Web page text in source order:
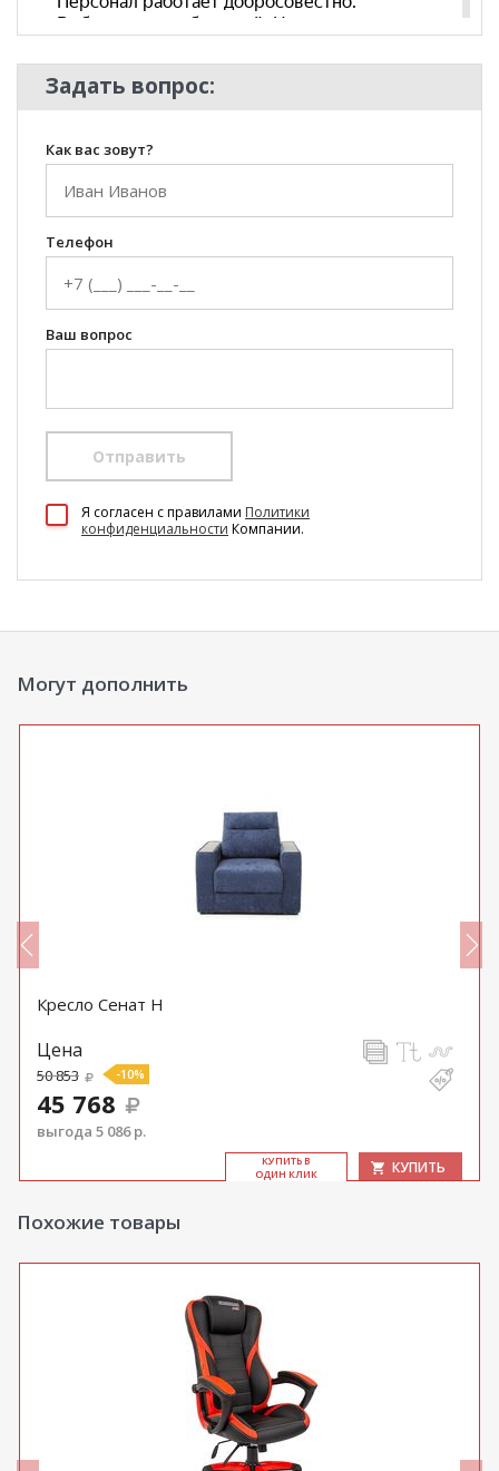
Стиль
Классический, Современный
Комната
Кабинет/Офис
Пол
Задать вопрос:
Как вас зовут?
Телефон
Ваш вопрос
Отправить
Я согласен c правилами Политики
конфиденциальности Компании.
Могут дополнить
Кресло Сенат Н
Цена
50 853 -10%
45 768
выгода 5 086 р.
КУ­ПИТЬ В
ОДИН КЛИК
КУПИТЬ
Похожие товары